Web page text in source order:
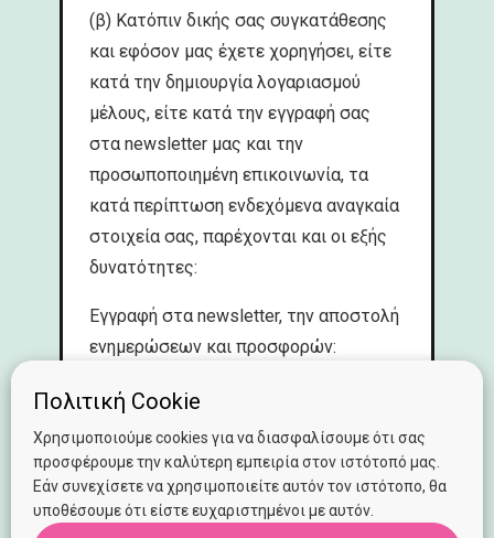
(β) Κατόπιν δικής σας συγκατάθεσης
και εφόσον μας έχετε χορηγήσει, είτε
κατά την δημιουργία λογαριασμού
μέλους, είτε κατά την εγγραφή σας
στα newsletter μας και την
προσωποποιημένη επικοινωνία, τα
κατά περίπτωση ενδεχόμενα αναγκαία
στοιχεία σας, παρέχονται και οι εξής
δυνατότητες:
Εγγραφή στα newsletter, την αποστολή
ενημερώσεων και προσφορών:
Για την εγγραφή στα newsletters, την
αποστολή ενημέρωσης και των
προσφορών θα πρέπει να μας δώσετε
την διεύθυνση του ηλεκτρονικού
ταχυδρομείου σας (email)
Πολιτική Cookie
Χρησιμοποιούμε cookies για να διασφαλίσουμε ότι σας
προσφέρουμε την καλύτερη εμπειρία στον ιστότοπό μας.
Εάν συνεχίσετε να χρησιμοποιείτε αυτόν τον ιστότοπο, θα
υποθέσουμε ότι είστε ευχαριστημένοι με αυτόν.